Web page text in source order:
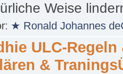
NaturApotheke,
Weise
★ Ronald Johannes
ULC-Regeln